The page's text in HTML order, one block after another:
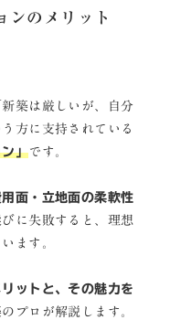
ンのメリット
築は厳しいが、自分
方に支持されている
」です。
用面・立地面の柔軟性
に失敗すると、理想
ます。
ットと、その魅力を
プロが解説します。